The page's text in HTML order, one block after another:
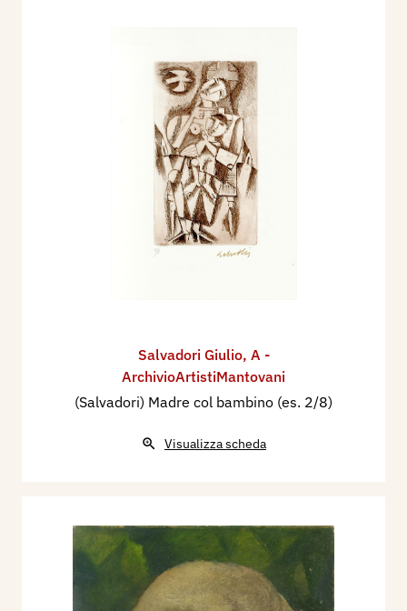
Salvadori Giulio, A -
ArchivioArtistiMantovani
(Salvadori) Madre col bambino (es. 2/8)
Visualizza scheda